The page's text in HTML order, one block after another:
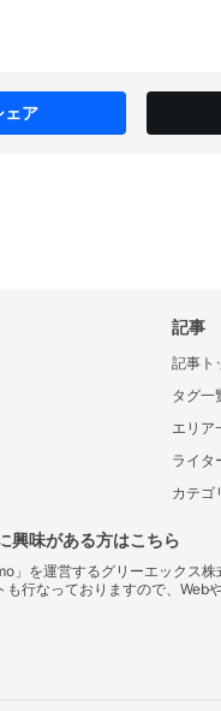
ェア
記事
記事ト
タグ一
エリア
ライタ
カテゴ
興味がある方はこちら
」を運営するグリーエックス
行なっておりますので、Web